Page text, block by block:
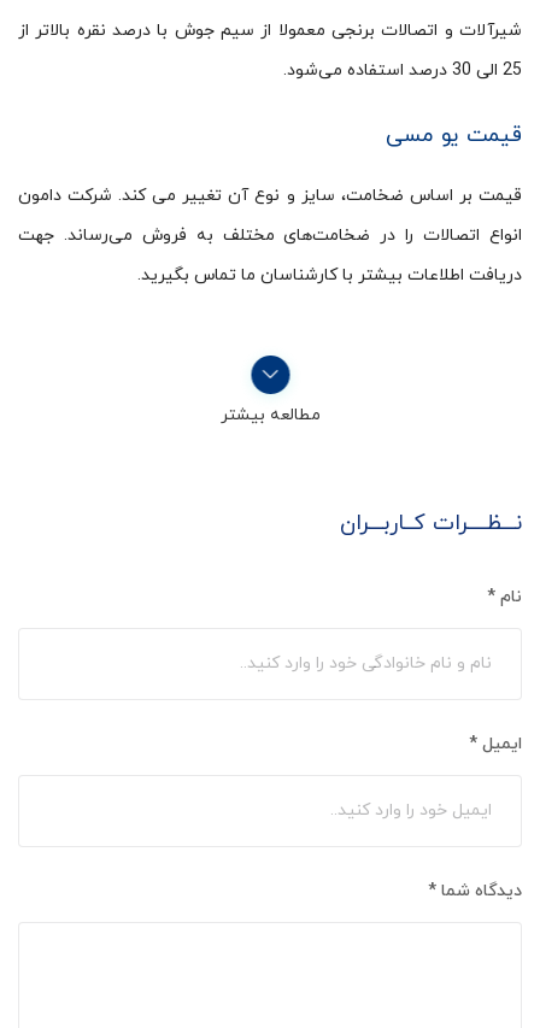
شیرآلات و اتصالات برنجی معمولا از سیم جوش با درصد نقره بالاتر از
25 الی 30 درصد استفاده می‌شود.
قیمت یو مسی
قیمت بر اساس ضخامت، سایز و نوع آن تغییر می کند. شرکت دامون
انواع اتصالات را در ضخامت‌های مختلف به فروش می‌رساند. جهت
دریافت اطلاعات بیشتر با کارشناسان ما تماس بگیرید.
مطالعه بیشتر
نـــظــــرات کــاربـــران
نام *
ایمیل *
دیدگاه شما *